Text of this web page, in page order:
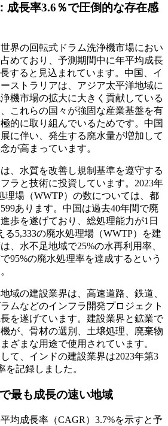
成長率3.6％で圧倒的な存在感
界の回転式ドラム洗浄機市場におい
めており、予測期間中に年平均成長
すると見込まれています。中国、イ
ストラリアは、アジア太平洋地域に
機市場の拡大に大きく貢献している
これらの国々が強固な産業基盤を有
的に取り組んでいるためです。中国
に伴い、発生する廃水量が増加して
が高まっています。
、水質を改善し規制基準を遵守する
ラと技術に投資しています。2023年
理場（WWTP）の数については、都
あります。中国は過去40年間で廃
歩を遂げており、総処理能力が1日
る5,333の廃水処理場（WWTP）を建
、水不足地域で25%の水再利用率、
95%の廃水処理率を達成するという
域の建設業界は、高速道路、鉄道、
ムなどのインフラ開発プロジェクト
を遂げています。建設業界と鉱業で
が、骨材の選別、土壌処理、廃棄物
ざまな用途で使用されています。
て、インドの建設業界は2023年第3
を記録しました。
最も成長の速い地域
均成長率（CAGR）3.7%を示すと予